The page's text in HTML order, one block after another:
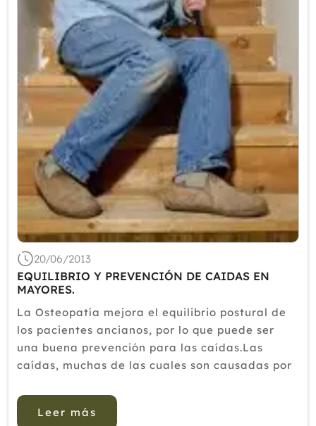
20/06/2013
EQUILIBRIO Y PREVENCIÓN DE CAIDAS EN
MAYORES.
La Osteopatía mejora el equilibrio postural de
los pacientes ancianos, por lo que puede ser
una buena prevención para las caídas.Las
caídas, muchas de las cuales son causadas por
de lesiones en personas de edad avanzada.Las
personas mayores pue...
Leer más